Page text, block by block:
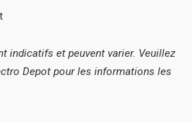
indicatifs et peuvent varier. Veuillez
Depot pour les informations les